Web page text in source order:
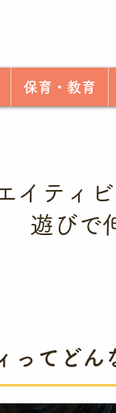
保育・教育
イティ
遊びで
ってどん